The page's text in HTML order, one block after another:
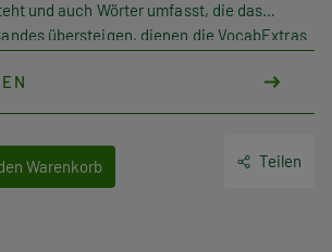
und auch Wörter umfasst, die das
übersteigen, dienen die VocabExtras
zu LanguageBoxes,
im Buch machen sie die
aktiven Umgang mit dem englischen
Teilen